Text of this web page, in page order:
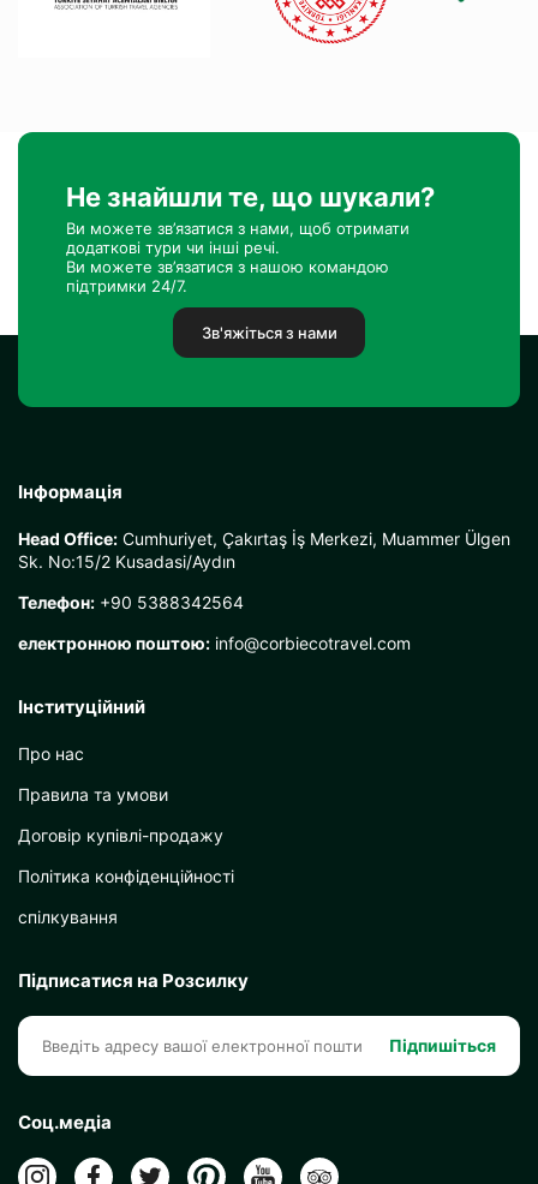
Не знайшли те, що шукали?
Ви можете зв’язатися з нами, щоб отримати
додаткові тури чи інші речі.
Ви можете зв’язатися з нашою командою
підтримки 24/7.
Зв'яжіться з нами
Інформація
Head Office: Cumhuriyet, Çakırtaş İş Merkezi, Muammer Ülgen
Sk. No:15/2 Kusadasi/Aydın
Телефон: +90 5388342564
електронною поштою: info@corbiecotravel.com
Інституційний
Про нас
Правила та умови
Договір купівлі-продажу
Політика конфіденційності
спілкування
Підписатися на Розсилку
Підпишіться
Соц.медіа